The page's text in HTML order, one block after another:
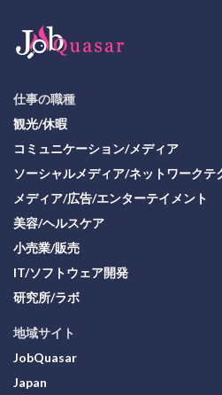
仕事の職種
観光/休暇
コミュニケーション/メディア
ソーシャルメディア/ネットワークテ
メディア/広告/エンターテイメント
美容/ヘルスケア
小売業/販売
IT/ソフトウェア開発
研究所/ラボ
地域サイト
JobQuasar
Japan